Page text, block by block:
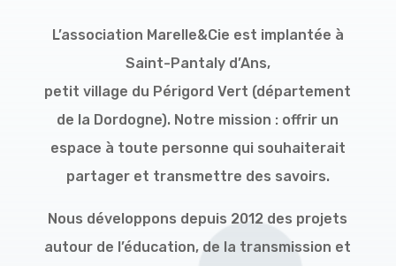
L’association Marelle&Cie est implantée à
Saint-Pantaly d’Ans,
petit village du Périgord Vert (département
de la Dordogne). Notre mission : offrir un
espace à toute personne qui souhaiterait
partager et transmettre des savoirs.
Nous développons depuis 2012 des projets
autour de l’éducation, de la transmission et